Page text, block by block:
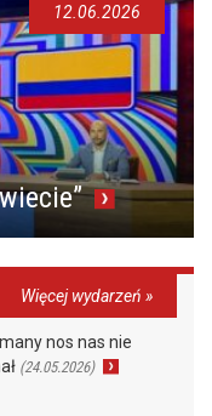
12.06.2026
Więcej wydarzeń »
nos nas nie
(24.05.2026)